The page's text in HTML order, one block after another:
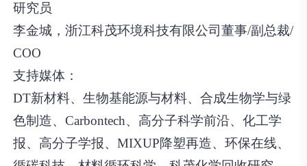
研究员
李金城，浙江科茂环境科技有限公司董事/副总裁/
COO
支持媒体 ：
DT新材料、生物基能源与材料、合成生物学与绿
色制造、Carbontech、高分子科学前沿、化工学
报、高分子学报、MIXUP降塑再造、环保在线、